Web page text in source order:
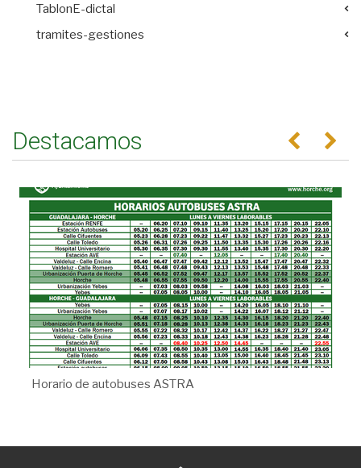
TablonE-dictal
tramites-gestiones
Destacamos Anterior
Horario de autobuses ASTRA